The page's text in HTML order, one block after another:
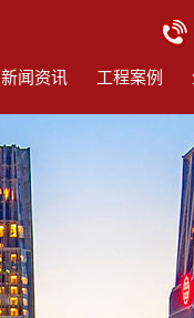
新闻资讯 工程案例